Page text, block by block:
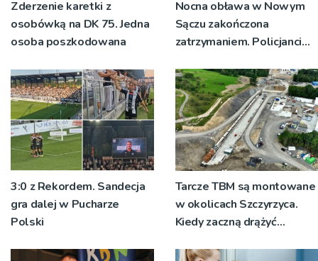
Zderzenie karetki z
osobówką na DK 75. Jedna
osoba poszkodowana
Nocna obława w Nowym
Sączu zakończona
zatrzymaniem. Policjanci
dźgnięcia 31-letniego
mężczyzny
3:0 z Rekordem. Sandecja
gra dalej w Pucharze
Polski
Tarcze TBM są montowane
w okolicach Szczyrzyca.
Kiedy zaczną drążyć